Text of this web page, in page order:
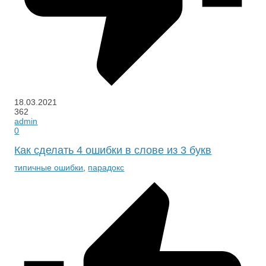
18.03.2021
362
admin
0
Как сделать 4 ошибки в слове из 3 букв
типичные ошибки парадокс